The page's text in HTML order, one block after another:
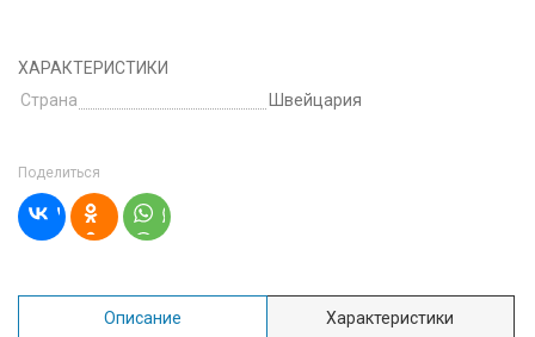
ХАРАКТЕРИСТИКИ
Страна
Швейцария
Поделиться
Описание Характеристики